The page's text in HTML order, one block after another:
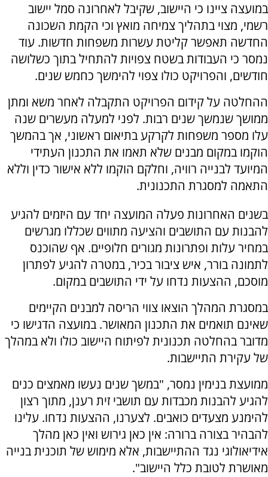
במועצה ציינו כי היישוב, שקיבל לאחרונה סמל יישוב
רשמי, מצוי בתהליך צמיחה מואץ וכי הקמת השכונה
החדשה תאפשר קליטת עשרות משפחות חדשות. עוד
נמסר כי העבודות בשטח צפויות להתחיל בתוך כשלושה
חודשים, והפרויקט כולו צפוי להימשך כחמש שנים.
ההחלטה על קידום הפרויקט התקבלה לאחר משא ומתן
ממושך שנמשך שנים רבות. לפני למעלה מעשרים שנה
עלו מספר משפחות לקרקע בתיאום ראשוני, אך בהמשך
הוקמו במקום מבנים שלא תאמו את התכנון העתידי
המיועד לבנייה רוויה, וחלקם הוקמו ללא אישור כדין וללא
התאמה למסגרת התכנונית.
בשנים האחרונות פעלה המועצה יחד עם היזמים להגיע
להבנות עם התושבים והציעה מתווים שכללו מגרשים
במחיר עלות ופתרונות מגורים חלופיים. אף שהוכנס
לתמונה בורר, איש ציבור בכיר, במטרה להגיע לפתרון
מוסכם, ההצעות נדחו על ידי התושבים במקום.
במסגרת המהלך הוצאו צווי הריסה למבנים הקיימים
שאינם תואמים את התכנון המאושר. במועצה הדגישו כי
מדובר בהחלטה תכנונית לפיתוח היישוב כולו ולא במהלך
של עקירת התיישבות.
ממועצת בנימין נמסר, "במשך שנים נעשו מאמצים כנים
להגיע להבנות מכבדות עם תושבי זית רענן, מתוך רצון
להימנע מצעדים כואבים. לצערנו, ההצעות נדחו. עלינו
להבהיר בצורה ברורה: אין כאן גירוש ואין כאן מהלך
אידיאולוגי נגד ההתיישבות, אלא מימוש של תוכנית בנייה
מאושרת לטובת כלל היישוב".